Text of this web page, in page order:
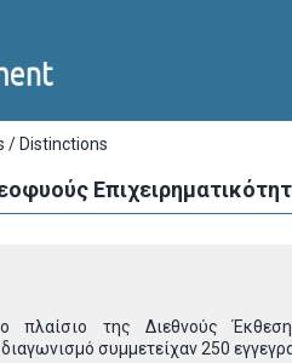
/ Distinctions
πλαίσιο της Διεθνούς
συμμετείχαν 250